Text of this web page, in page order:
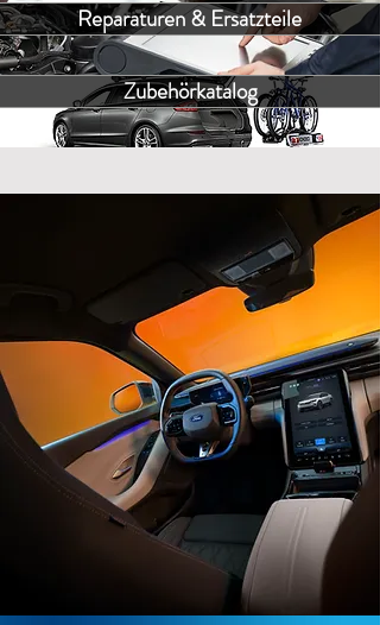
Reparaturen & Ersatzteile
Zubehörkatalog